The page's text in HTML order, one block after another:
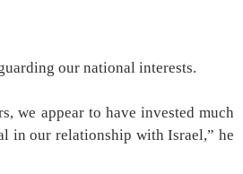
our national interests.
we appear to have invested much
in our relationship with Israel,” he